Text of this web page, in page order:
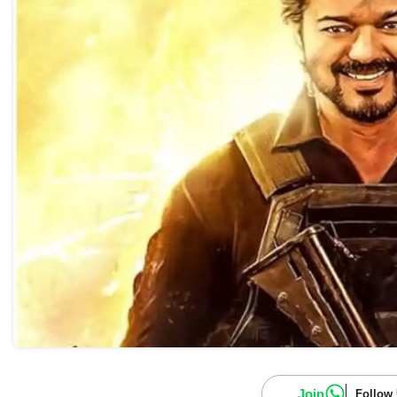
Join Follow